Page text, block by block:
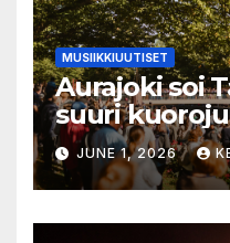
MUSIIKKIUUTISET
Aurajoki soi
suuri
jokirannan
JUNE 1, 2026